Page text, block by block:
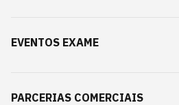
EVENTOS EXAME
PARCERIAS COMERCIAIS